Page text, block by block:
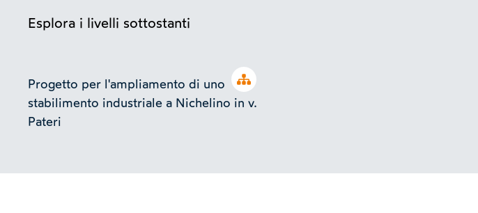
Esplora i livelli sottostanti
Open tree
Progetto per l'ampliamento di uno
stabilimento industriale a Nichelino in v.
Pateri